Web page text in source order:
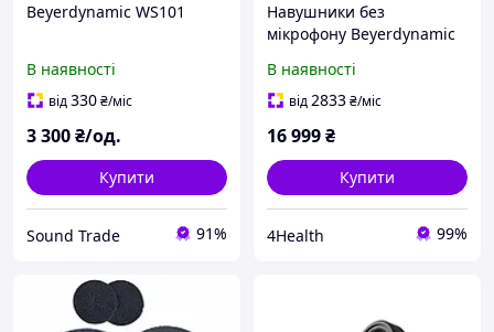
Beyerdynamic WS101
В наявності
від330₴/міс
3 300₴/од.
Купити
Sound Trade 91%
Навушники без
мікрофону Beyerdynamic
(531069)
В наявності
від2833₴/міс
16 999₴
Купити
4Health 99%